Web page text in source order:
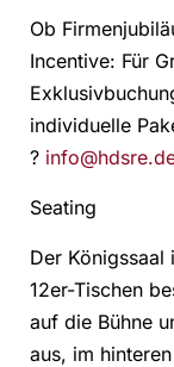
Ob
Incentive: Für
individuelle
?
Seating
Der
12er-Tischen
auf die Bühne
aus, im